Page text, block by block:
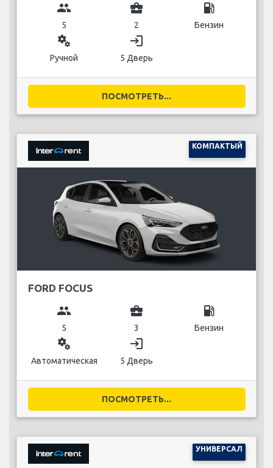
group
5
business_center
2
local_gas_station
Бензин
miscellaneous_services
Ручной
login
5 Дверь
ПОСМОТРЕТЬ...
КОМПАКТЫЙ
FORD FOCUS
group
5
business_center
3
local_gas_station
Бензин
miscellaneous_services
Автоматическая
login
5 Дверь
ПОСМОТРЕТЬ...
УНИВЕРСАЛ